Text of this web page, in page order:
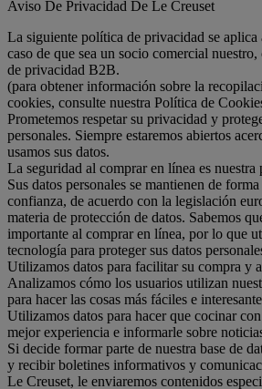
Aviso De Privacidad De Le Creuset
La siguiente política de privacidad se aplica
caso de que sea un socio comercial nuestro,
de privacidad B2B.
(para obtener información sobre la
cookies, consulte nuestra Política de
Prometemos respetar su privacidad y
personales. Siempre estaremos abiertos
usamos sus datos.
La seguridad al comprar en línea es nuestra
Sus datos personales se mantienen de
confianza, de acuerdo con la legislación
materia de protección de datos. Sabemos
importante al comprar en línea, por lo que
tecnología para proteger sus datos
Utilizamos datos para facilitar su compra y
Analizamos cómo los usuarios utilizan
para hacer las cosas más fáciles e
Utilizamos datos para hacer que cocinar
mejor experiencia e informarle sobre
Si decide formar parte de nuestra base de
y recibir boletines informativos y
Le Creuset, le enviaremos contenidos